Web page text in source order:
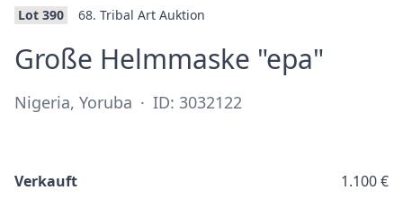
Lot 390 68. Tribal Art Auktion
Große Helmmaske "epa"
Nigeria, Yoruba · ID: 3032122
Verkauft 1.100 €